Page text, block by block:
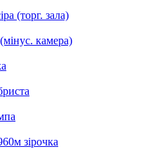
(торг. зала)
камера)
зірочка